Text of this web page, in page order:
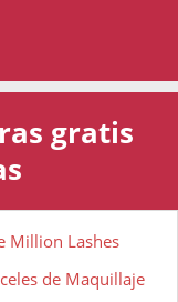
gratis
Million Lashes
de Maquillaje